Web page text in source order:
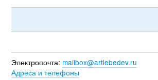
Электропочта: mailbox@artlebedev.ru
Адреса и телефоны